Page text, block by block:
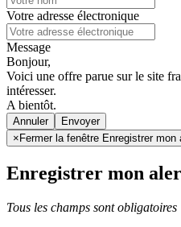
Votre adresse électronique
Message
Bonjour,
Voici une offre parue sur le site
intéresser.
A bientôt.
Annuler
× Fermer la fenêtre Enregistrer mon
Enregistrer mon
Tous les champs sont obligatoires